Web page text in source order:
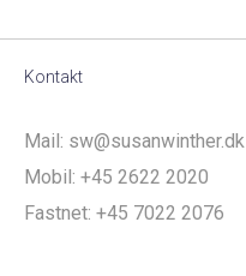
Kontakt
Mail: sw@susanwinther.dk
Mobil: +45 2622 2020
Fastnet: +45 7022 2076